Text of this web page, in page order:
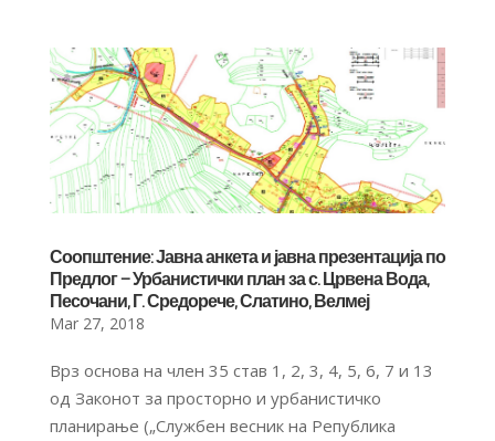
Соопштение: Јавна анкета и јавна презентација по
Предлог – Урбанистички план за с. Црвена Вода,
Песочани, Г. Средорече, Слатино, Велмеј
Mar 27, 2018
Врз основа на член 35 став 1, 2, 3, 4, 5, 6, 7 и 13
од Законот за просторно и урбанистичко
планирање („Службен весник на Република